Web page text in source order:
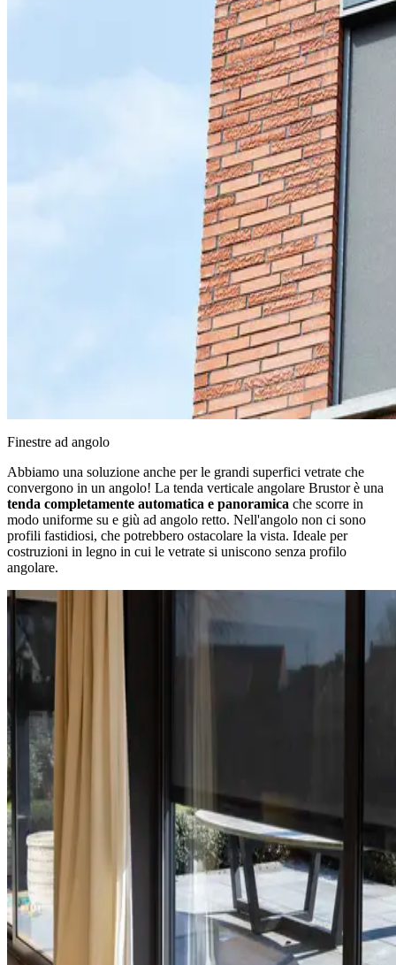
Finestre ad angolo
Abbiamo una soluzione anche per le grandi superfici vetrate che
convergono in un angolo! La tenda verticale angolare Brustor è una
tenda completamente automatica e panoramica che scorre in
modo uniforme su e giù ad angolo retto. Nell'angolo non ci sono
profili fastidiosi, che potrebbero ostacolare la vista. Ideale per
costruzioni in legno in cui le vetrate si uniscono senza profilo
angolare.